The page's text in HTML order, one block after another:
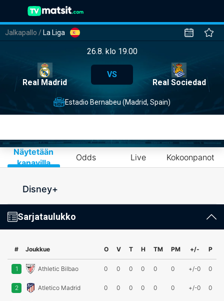
Jalkapallo / La Liga
26.8. klo 19.00
Real Madrid
VS
Real Sociedad
Estadio Bernabeu (Madrid, Spain)
Näytetään
kanavilla
Odds Live Kokoonpanot
Disney+
Sarjataulukko
# Joukkue O V T H TM PM +/- P
1 Athletic Bilbao 0 0 0 0 0 0 +/-0 0
2 Atletico Madrid 0 0 0 0 0 0 +/-0 0